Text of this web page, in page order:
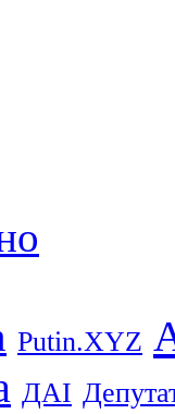
Putin.XYZ
ДАІ